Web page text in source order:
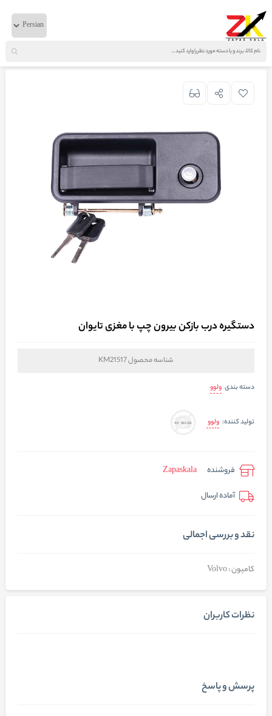
خانه لوازم بدنه ولوو دستگیره درب بازکن بیرون چپ با مغزی تایوان
دستگیره درب بازکن بیرون چپ با مغزی تایوان
شناسه محصولKM21517
دسته بندی ولوو
تولید کننده: ولوو
فروشنده
Zapaskala
آماده ارسال
نقد و بررسی اجمالی
کامیون : Volvo
نظرات کاربران
پرسش و پاسخ